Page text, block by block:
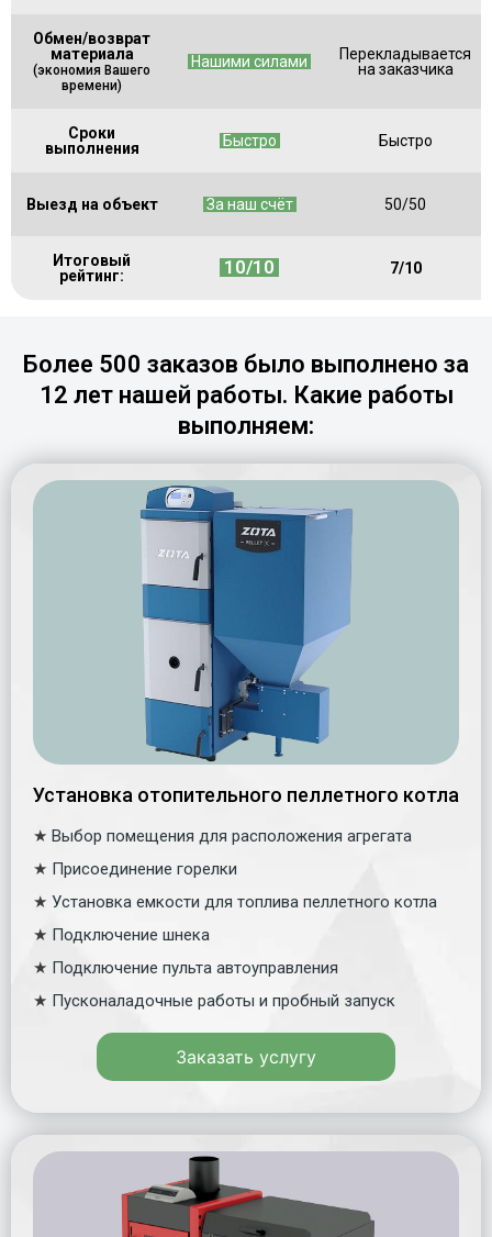
Обмен/возврат
материала
(экономия Вашего
времени)
Нашими силами
Перекладывается
на заказчика
Сроки
выполнения
Быстро Быстро
Выезд на объект За наш счёт 50/50
Итоговый
рейтинг:
10/10 7/10
Более 500 заказов было выполнено за
12 лет нашей работы. Какие работы
выполняем:
Установка отопительного пеллетного котла
★ Выбор помещения для расположения агрегата
★ Присоединение горелки
★ Установка емкости для топлива пеллетного котла
★ Подключение шнека
★ Подключение пульта автоуправления
★ Пусконаладочные работы и пробный запуск
Заказать услугу